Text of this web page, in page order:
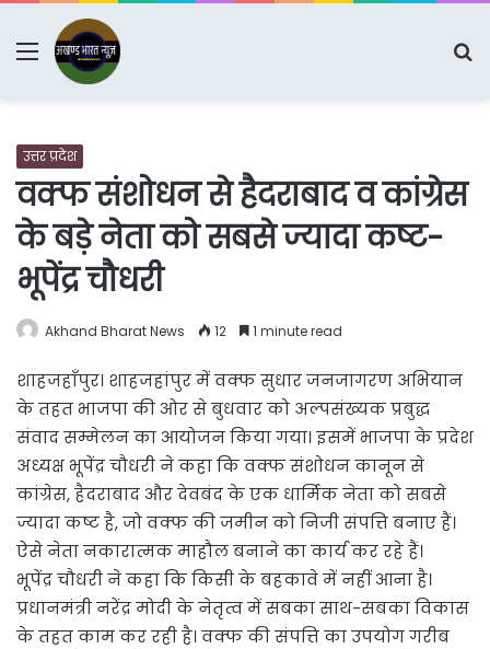
Menu
उत्तर प्रदेश
वक्फ संशोधन से हैदराबाद व कांग्रेस
के बड़े नेता को सबसे ज्यादा कष्ट-
भूपेंद्र चौधरी
Akhand Bharat News 12 1 minute read
शाहजहाँपुर। शाहजहांपुर में वक्फ सुधार जनजागरण अभियान
के तहत भाजपा की ओर से बुधवार को अल्पसंख्यक प्रबुद्ध
संवाद सम्मेलन का आयोजन किया गया। इसमें भाजपा के प्रदेश
अध्यक्ष भूपेंद्र चौधरी ने कहा कि वक्फ संशोधन कानून से
कांग्रेस, हैदराबाद और देवबंद के एक धार्मिक नेता को सबसे
ज्यादा कष्ट है, जो वक्फ की जमीन को निजी संपत्ति बनाए हैं।
ऐसे नेता नकारात्मक माहौल बनाने का कार्य कर रहे हैं।
भूपेंद्र चौधरी ने कहा कि किसी के बहकावे में नहीं आना है।
प्रधानमंत्री नरेंद्र मोदी के नेतृत्व में सबका साथ-सबका विकास
के तहत काम कर रही है। वक्फ की संपत्ति का उपयोग गरीब